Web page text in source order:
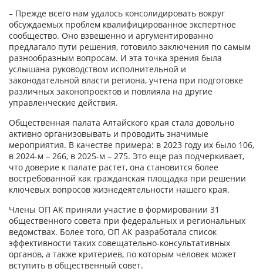
– Прежде всего нам удалось консолидировать вокруг
обсуждаемых проблем квалифицированное экспертное
сообщество. Оно взвешенно и аргументированно
предлагало пути решения, готовило заключения по самым
разнообразным вопросам. И эта точка зрения была
услышана руководством исполнительной и
законодательной власти региона, учтена при подготовке
различных законопроектов и повлияла на другие
управленческие действия.
Общественная палата Алтайского края стала довольно
активно организовывать и проводить значимые
мероприятия. В качестве примера: в 2023 году их было 106,
в 2024-м – 266, в 2025-м – 275. Это еще раз подчеркивает,
что доверие к палате растет, она становится более
востребованной как гражданская площадка при решении
ключевых вопросов жизнедеятельности нашего края.
Члены ОП АК приняли участие в формировании 31
общественного совета при федеральных и региональных
ведомствах. Более того, ОП АК разработала список
эффективности таких совещательно-консультативных
органов, а также критериев, по которым человек может
вступить в общественный совет.